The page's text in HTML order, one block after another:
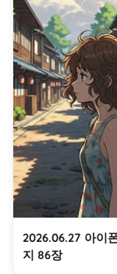
2026.06.27 아이
지 86장